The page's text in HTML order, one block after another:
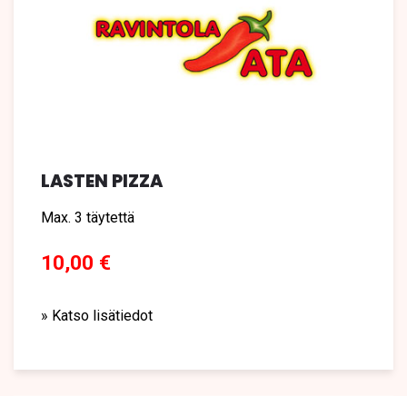
LASTEN PIZZA
Max. 3 täytettä
10,00 €
» Katso lisätiedot